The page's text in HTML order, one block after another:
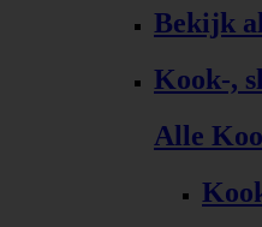
Bekijk
Kook-,
Alle